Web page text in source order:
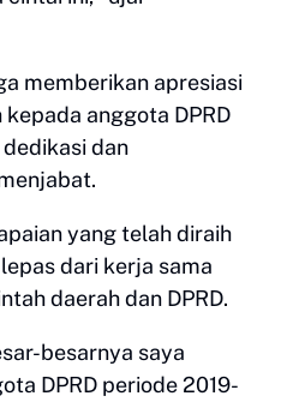
memberikan apresiasi
anggota DPRD
dan
yang telah diraih
dari kerja sama
daerah dan DPRD.
besarnya saya
DPRD periode 2019-